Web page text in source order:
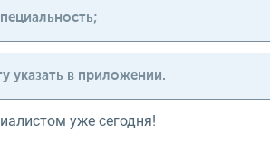
указать в приложении.
уже сегодня!